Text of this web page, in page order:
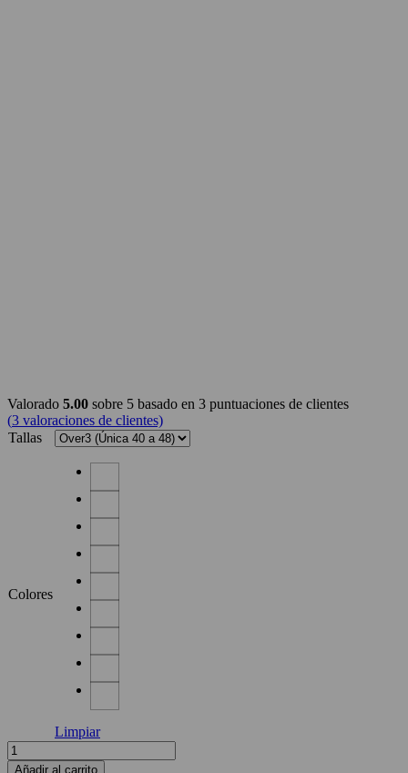
Valorado 5.00 sobre 5 basado en 3 puntuaciones de clientes
(3 valoraciones de clientes)
Tallas
Colores
Limpiar
Lencera
DeAñadir al carrito